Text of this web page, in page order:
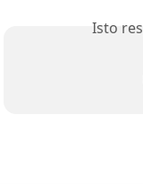
Isto